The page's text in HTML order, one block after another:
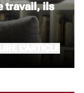
travail, ils